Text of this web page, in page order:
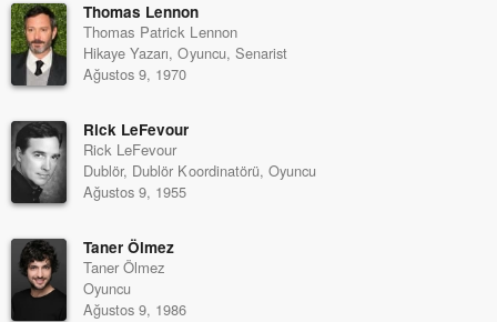
Thomas Lennon
Thomas Patrick Lennon
Hikaye Yazarı, Oyuncu, Senarist
Ağustos 9, 1970
Rick LeFevour
Rick LeFevour
Dublör, Dublör Koordinatörü, Oyuncu
Ağustos 9, 1955
Taner Ölmez
Taner Ölmez
Oyuncu
Ağustos 9, 1986